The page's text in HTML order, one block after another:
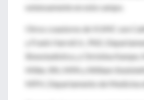
extensamente en este campo.
Otros coautores de VUMC son
y Frank Harrell Jr., PhD,
Bioestadística, y Christina Kampe,
Miller, RN, MPA y William
MPH, Departamento de Medicina